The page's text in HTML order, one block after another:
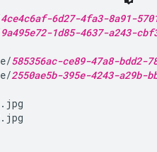
4ce4c6af-6d27-4fa3-8a91-
9a495e72-1d85-4637-a243-
585356ac-ce89-47a8-bdd2-
2550ae5b-395e-4243-a29b-